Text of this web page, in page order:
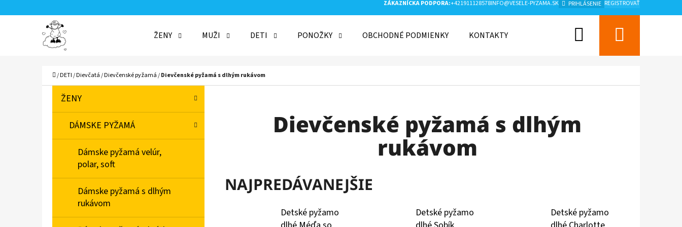
ZÁKAZNÍCKA PODPORA:+421911128578INFO@VESELE-PYZAMA.SK PRIHLÁSENIE REGISTROVAŤ
ŽENY MUŽI DETI PONOŽKY OBCHODNÉ PODMIENKY KONTAKTY Hľadať
Domov
/DETI/Dievčatá/Dievčenské pyžamá/Dievčenské pyžamá s dlhým rukávom
O
N
Preskočiť
kategórie
T
G
I
ŽENY
DÁMSKE PYŽAMÁ
Dámske pyžamá velúr,
polar, soft
Dámske pyžamá s dlhým
rukávom
Dievčenské pyžamá s dlhým
rukávom
NAJPREDÁVANEJŠIE
Detské pyžamo
Detské pyžamo
Detské pyžamo
Späť
do
Späť
do
Nasledujúce